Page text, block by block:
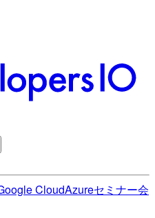
CloudAzureセミナー会